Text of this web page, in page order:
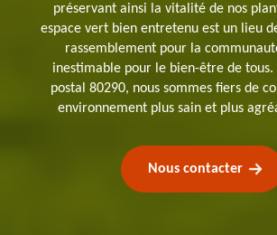
préservant ainsi la vitalité de nos
espace vert bien entretenu est un lieu
rassemblement pour la
inestimable pour le bien-être de tous.
postal 80290, nous sommes fiers de
environnement plus sain et plus
Nous contacter